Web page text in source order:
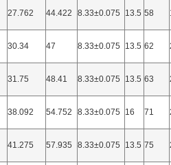
27.762 44.422 8.33±0.075 13.5 58
30.34 47 8.33±0.075 13.5 62
31.75 48.41 8.33±0.075 13.5 63
38.092 54.752 8.33±0.075 16 71
41.275 57.935 8.33±0.075 13.5 75